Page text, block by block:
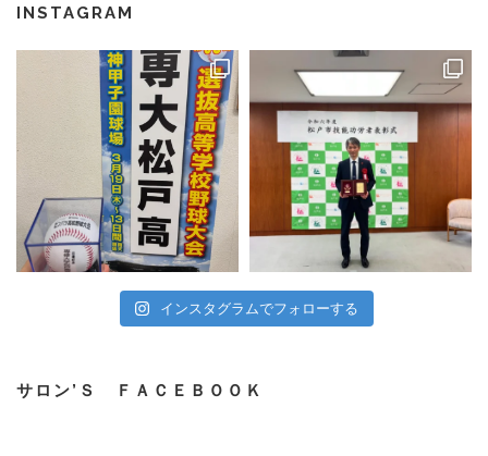
INSTAGRAM
インスタグラムでフォローする
サロン’Ｓ ＦＡＣＥＢＯＯＫ